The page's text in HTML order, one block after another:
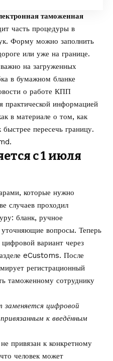
таможенная
часть процедуры в
Форму можно заполнить
или уже на границе.
на загруженных
в бумажном бланке
о работе КПП
практической информацией
в материале о том, как
пересечь границу.
.
с 1 июля
которые нужно
случаев проходил
бланк, ручное
вопросы. Теперь
вариант через
eCustoms. После
регистрационный
таможенному сотруднику
цифровой
к введённым
привязан к конкретному
человек может